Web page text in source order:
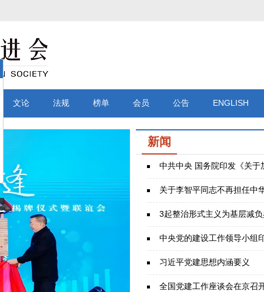
文论 法规 榜单 会员 公告 ENGLISH
新闻
中共中央 国务院印发《关于
关于李智平同志不再担任中
3起整治形式主义为基层减
习近平党建思想内涵要义
全国党建工作座谈会在京召